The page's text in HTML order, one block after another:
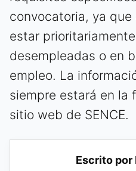
convocatoria, ya
estar
desempleadas o en
empleo. La
siempre estará en la
sitio web de SENCE.
Escrito por